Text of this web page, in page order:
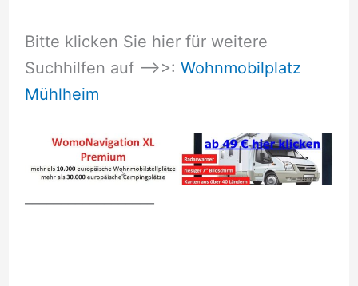
Bitte klicken Sie hier für weitere
Suchhilfen auf –>>: Wohnmobilplatz
Mühlheim